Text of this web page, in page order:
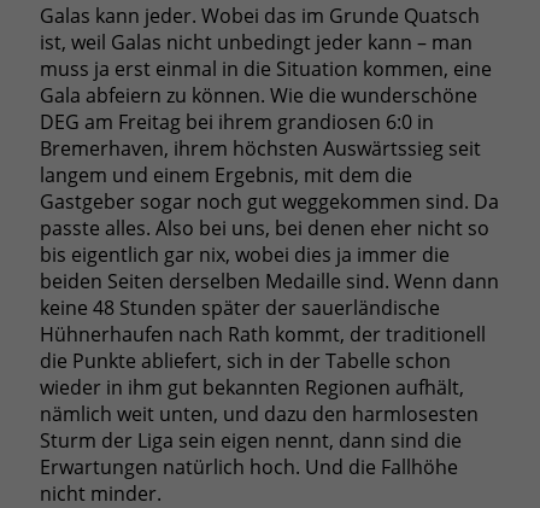
Galas kann jeder. Wobei das im Grunde Quatsch
ist, weil Galas nicht unbedingt jeder kann – man
muss ja erst einmal in die Situation kommen, eine
Gala abfeiern zu können. Wie die wunderschöne
DEG am Freitag bei ihrem grandiosen 6:0 in
Bremerhaven, ihrem höchsten Auswärtssieg seit
langem und einem Ergebnis, mit dem die
Gastgeber sogar noch gut weggekommen sind. Da
passte alles. Also bei uns, bei denen eher nicht so
bis eigentlich gar nix, wobei dies ja immer die
beiden Seiten derselben Medaille sind. Wenn dann
keine 48 Stunden später der sauerländische
Hühnerhaufen nach Rath kommt, der traditionell
die Punkte abliefert, sich in der Tabelle schon
wieder in ihm gut bekannten Regionen aufhält,
nämlich weit unten, und dazu den harmlosesten
Sturm der Liga sein eigen nennt, dann sind die
Erwartungen natürlich hoch. Und die Fallhöhe
nicht minder.